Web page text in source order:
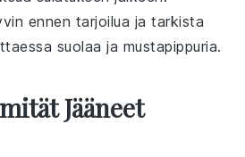
ennen tarjoilua ja tarkista
suolaa ja mustapippuria.
Jääneet